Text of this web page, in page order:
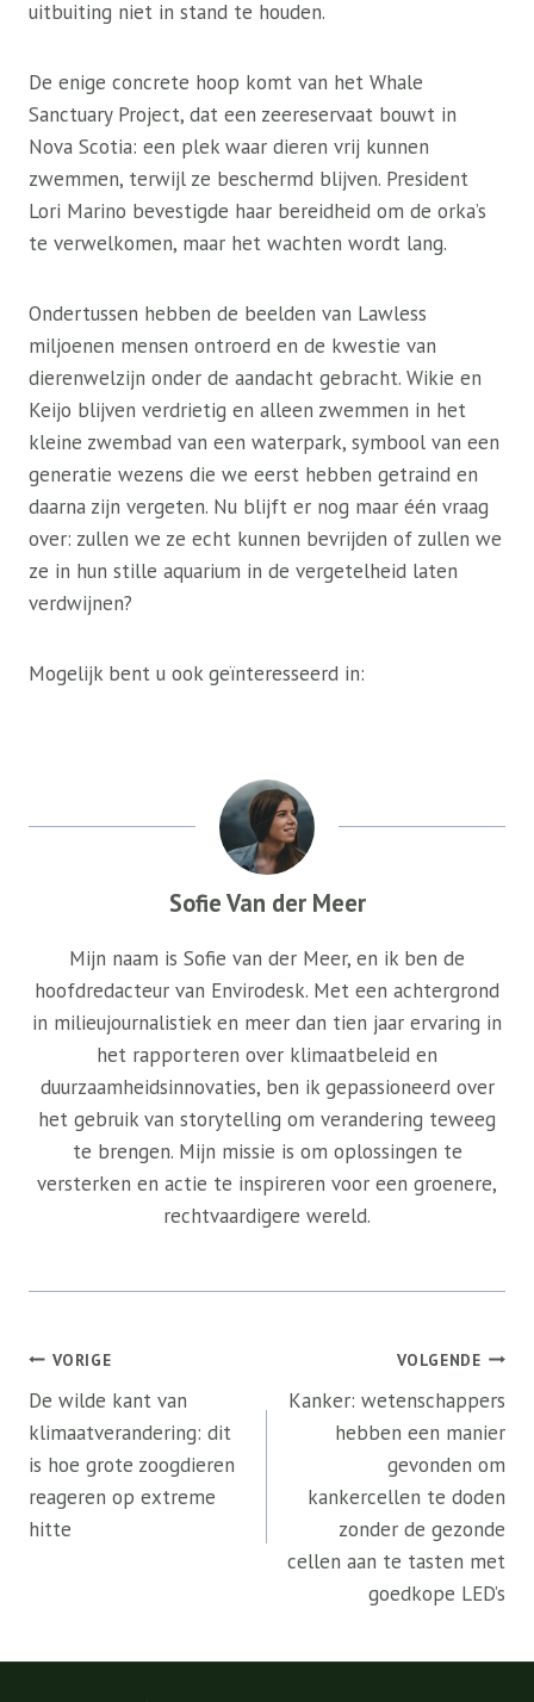
uitbuiting niet in stand te houden.
De enige concrete hoop komt van het Whale
Sanctuary Project, dat een zeereservaat bouwt in
Nova Scotia: een plek waar dieren vrij kunnen
zwemmen, terwijl ze beschermd blijven. President
Lori Marino bevestigde haar bereidheid om de orka’s
te verwelkomen, maar het wachten wordt lang.
Ondertussen hebben de beelden van Lawless
miljoenen mensen ontroerd en de kwestie van
dierenwelzijn onder de aandacht gebracht. Wikie en
Keijo blijven verdrietig en alleen zwemmen in het
kleine zwembad van een waterpark, symbool van een
generatie wezens die we eerst hebben getraind en
daarna zijn vergeten. Nu blijft er nog maar één vraag
over: zullen we ze echt kunnen bevrijden of zullen we
ze in hun stille aquarium in de vergetelheid laten
verdwijnen?
Mogelijk bent u ook geïnteresseerd in:
Sofie Van der Meer
Mijn naam is Sofie van der Meer, en ik ben de
hoofdredacteur van Envirodesk. Met een achtergrond
in milieujournalistiek en meer dan tien jaar ervaring in
het rapporteren over klimaatbeleid en
duurzaamheidsinnovaties, ben ik gepassioneerd over
het gebruik van storytelling om verandering teweeg
te brengen. Mijn missie is om oplossingen te
versterken en actie te inspireren voor een groenere,
rechtvaardigere wereld.
Bericht
navigatie
VORIGE
De wilde kant van
klimaatverandering: dit
is hoe grote zoogdieren
reageren op extreme
hitte
VOLGENDE
Kanker: wetenschappers
hebben een manier
gevonden om
kankercellen te doden
zonder de gezonde
cellen aan te tasten met
goedkope LED’s